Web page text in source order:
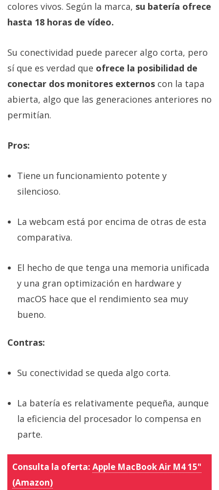
colores vivos. Según la marca, su batería ofrece
hasta 18 horas de vídeo.
Su conectividad puede parecer algo corta, pero
sí que es verdad que ofrece la posibilidad de
conectar dos monitores externos con la tapa
abierta, algo que las generaciones anteriores no
permitían.
Pros:
Tiene un funcionamiento potente y
silencioso.
La webcam está por encima de otras de esta
comparativa.
El hecho de que tenga una memoria unificada
y una gran optimización en hardware y
macOS hace que el rendimiento sea muy
bueno.
Contras:
Su conectividad se queda algo corta.
La batería es relativamente pequeña, aunque
la eficiencia del procesador lo compensa en
parte.
Consulta la oferta: Apple MacBook Air M4 15"
(Amazon)